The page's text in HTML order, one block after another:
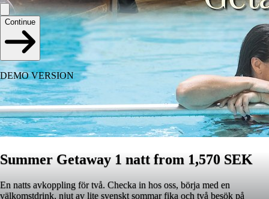
Summer Getaway 1 natt from 1,570 SEK
En natts avkoppling för två. Checka in hos oss, börja med en
välkomstdrink, njut av lite svenskt sommar fika och två besök på
Continue
DEMO VERSION